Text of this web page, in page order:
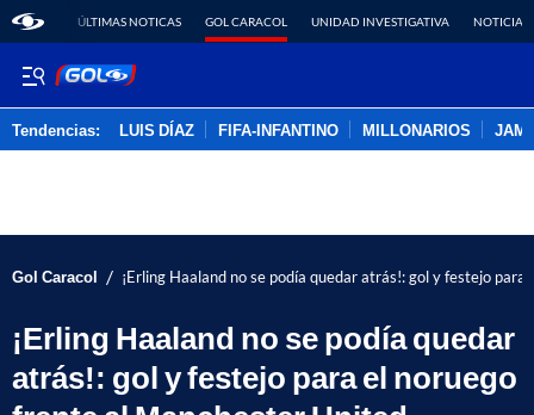
ÚLTIMAS NOTICAS GOL CARACOL UNIDAD INVESTIGATIVA NOTICIAS
Tendencias: LUIS DÍAZ FIFA-INFANTINO MILLONARIOS
Gol Caracol / ¡Erling Haaland no se podía quedar atrás!: gol y festejo
¡Erling Haaland no se podía quedar
atrás!: gol y festejo para el noruego